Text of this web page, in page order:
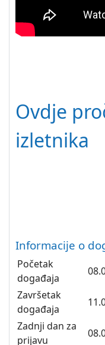
Ovdje
izletnika
Informacije o
Početak
događaja
Završetak
događaja
Zadnji dan za
prijavu